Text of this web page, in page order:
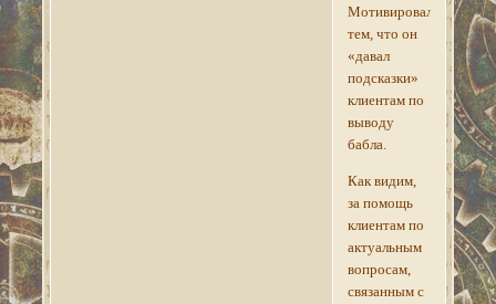
Мотивировали
тем, что он
«давал
подсказки»
клиентам по
выводу
бабла.
Как видим,
за помощь
клиентам по
актуальным
вопросам,
связанным с